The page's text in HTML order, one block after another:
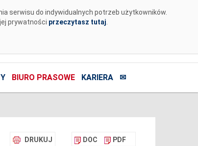
serwisu do indywidualnych potrzeb użytkowników.
prywatności przeczytasz tutaj
BIURO PRASOWE KARIERA ✉
DRUKUJ DOC PDF